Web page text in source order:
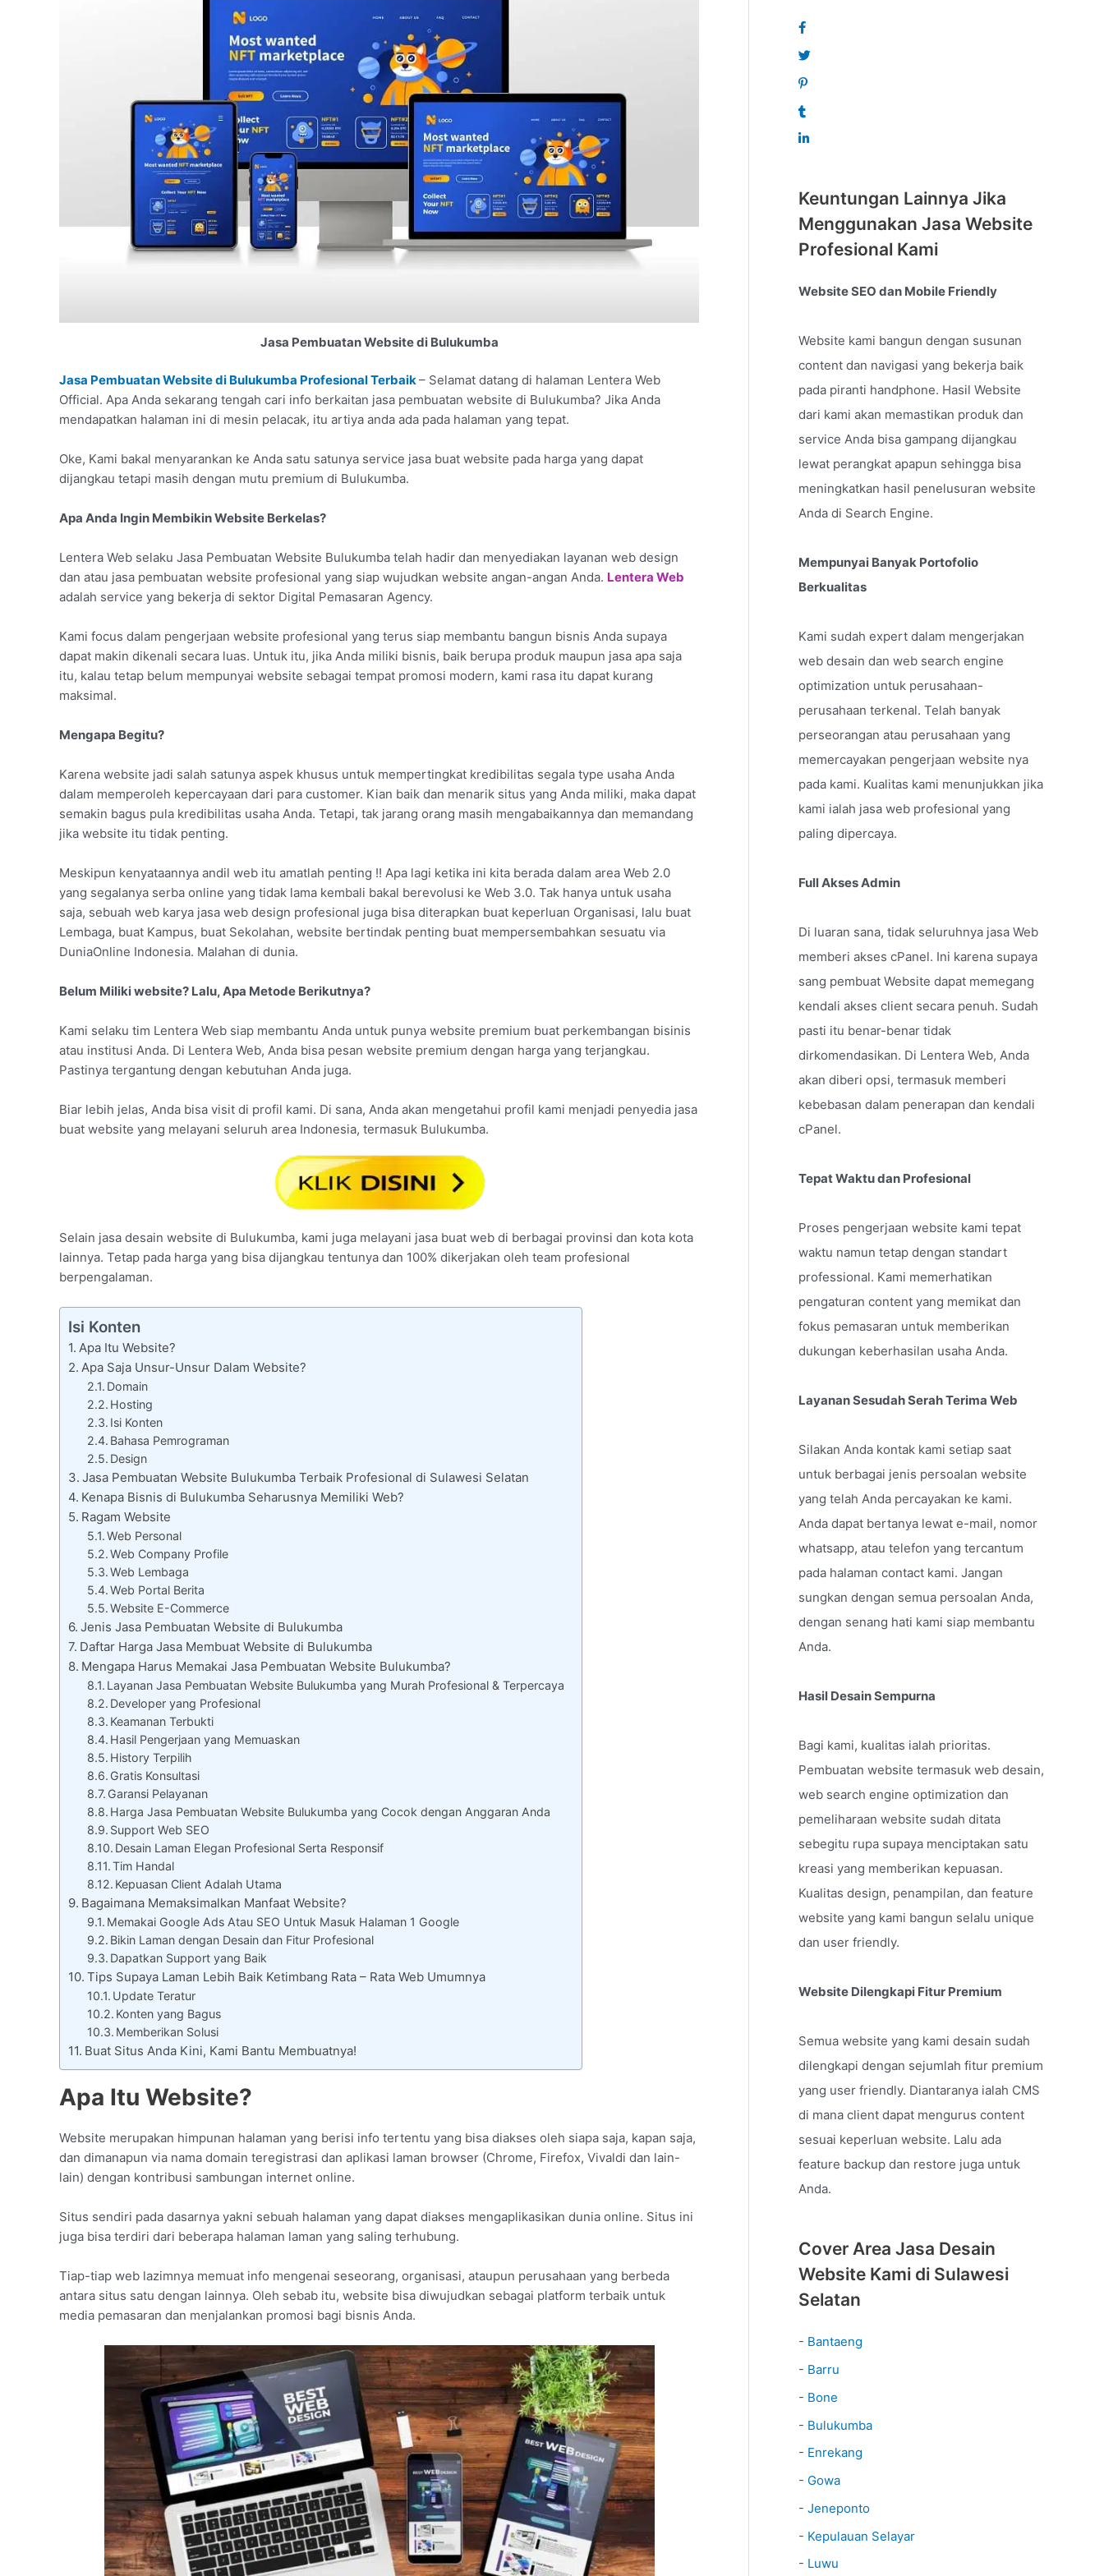
Jasa Pembuatan Website di Bulukumba
Jasa Pembuatan Website di Bulukumba Profesional Terbaik– Selamat datang di halaman Lentera Web
Official. Apa Anda sekarang tengah cari info berkaitan jasa pembuatan website di Bulukumba? Jika Anda
mendapatkan halaman ini di mesin pelacak, itu artiya anda ada pada halaman yang tepat.
Oke, Kami bakal menyarankan ke Anda satu satunya service jasa buat website pada harga yang dapat
dijangkau tetapi masih dengan mutu premium di Bulukumba.
Apa Anda Ingin Membikin Website Berkelas?
Lentera Web selaku Jasa Pembuatan Website Bulukumba telah hadir dan menyediakan layanan web design
dan atau jasa pembuatan website profesional yang siap wujudkan website angan-angan Anda. Lentera Web
adalah service yang bekerja di sektor Digital Pemasaran Agency.
Kami focus dalam pengerjaan website profesional yang terus siap membantu bangun bisnis Anda supaya
dapat makin dikenali secara luas. Untuk itu, jika Anda miliki bisnis, baik berupa produk maupun jasa apa saja
itu, kalau tetap belum mempunyai website sebagai tempat promosi modern, kami rasa itu dapat kurang
maksimal.
Mengapa Begitu?
Karena website jadi salah satunya aspek khusus untuk mempertingkat kredibilitas segala type usaha Anda
dalam memperoleh kepercayaan dari para customer. Kian baik dan menarik situs yang Anda miliki, maka dapat
semakin bagus pula kredibilitas usaha Anda. Tetapi, tak jarang orang masih mengabaikannya dan memandang
jika website itu tidak penting.
Meskipun kenyataannya andil web itu amatlah penting !! Apa lagi ketika ini kita berada dalam area Web 2.0
yang segalanya serba online yang tidak lama kembali bakal berevolusi ke Web 3.0. Tak hanya untuk usaha
saja, sebuah web karya jasa web design profesional juga bisa diterapkan buat keperluan Organisasi, lalu buat
Lembaga, buat Kampus, buat Sekolahan, website bertindak penting buat mempersembahkan sesuatu via
DuniaOnline Indonesia. Malahan di dunia.
Belum Miliki website? Lalu, Apa Metode Berikutnya?
Kami selaku tim Lentera Web siap membantu Anda untuk punya website premium buat perkembangan bisinis
atau institusi Anda. Di Lentera Web, Anda bisa pesan website premium dengan harga yang terjangkau.
Pastinya tergantung dengan kebutuhan Anda juga.
Biar lebih jelas, Anda bisa visit di profil kami. Di sana, Anda akan mengetahui profil kami menjadi penyedia jasa
buat website yang melayani seluruh area Indonesia, termasuk Bulukumba.
Selain jasa desain website di Bulukumba, kami juga melayani jasa buat web di berbagai provinsi dan kota kota
lainnya. Tetap pada harga yang bisa dijangkau tentunya dan 100% dikerjakan oleh team profesional
berpengalaman.
Isi Konten
Apa Itu Website?
Apa Saja Unsur-Unsur Dalam Website?
Domain
Hosting
Isi Konten
Bahasa Pemrograman
Design
Jasa Pembuatan Website Bulukumba Terbaik Profesional di Sulawesi Selatan
Kenapa Bisnis di Bulukumba Seharusnya Memiliki Web?
Ragam Website
Web Personal
Web Company Profile
Web Lembaga
Web Portal Berita
Website E-Commerce
Jenis Jasa Pembuatan Website di Bulukumba
Daftar Harga Jasa Membuat Website di Bulukumba
Mengapa Harus Memakai Jasa Pembuatan Website Bulukumba?
Layanan Jasa Pembuatan Website Bulukumba yang Murah Profesional & Terpercaya
Developer yang Profesional
Keamanan Terbukti
Hasil Pengerjaan yang Memuaskan
History Terpilih
Gratis Konsultasi
Garansi Pelayanan
Harga Jasa Pembuatan Website Bulukumba yang Cocok dengan Anggaran Anda
Support Web SEO
Desain Laman Elegan Profesional Serta Responsif
Tim Handal
Kepuasan Client Adalah Utama
Bagaimana Memaksimalkan Manfaat Website?
Memakai Google Ads Atau SEO Untuk Masuk Halaman 1 Google
Bikin Laman dengan Desain dan Fitur Profesional
Dapatkan Support yang Baik
Tips Supaya Laman Lebih Baik Ketimbang Rata – Rata Web Umumnya
Update Teratur
Konten yang Bagus
Memberikan Solusi
Buat Situs Anda Kini, Kami Bantu Membuatnya!
Apa Itu Website?
Website merupakan himpunan halaman yang berisi info tertentu yang bisa diakses oleh siapa saja, kapan saja,
dan dimanapun via nama domain teregistrasi dan aplikasi laman browser (Chrome, Firefox, Vivaldi dan lain-
lain) dengan kontribusi sambungan internet online.
Situs sendiri pada dasarnya yakni sebuah halaman yang dapat diakses mengaplikasikan dunia online. Situs ini
juga bisa terdiri dari beberapa halaman laman yang saling terhubung.
Tiap-tiap web lazimnya memuat info mengenai seseorang, organisasi, ataupun perusahaan yang berbeda
antara situs satu dengan lainnya. Oleh sebab itu, website bisa diwujudkan sebagai platform terbaik untuk
media pemasaran dan menjalankan promosi bagi bisnis Anda.
Keuntungan Lainnya Jika
Menggunakan Jasa Website
Profesional Kami
Website SEO dan Mobile Friendly
Website kami bangun dengan susunan
content dan navigasi yang bekerja baik
pada piranti handphone. Hasil Website
dari kami akan memastikan produk dan
service Anda bisa gampang dijangkau
lewat perangkat apapun sehingga bisa
meningkatkan hasil penelusuran website
Anda di Search Engine.
Mempunyai Banyak Portofolio
Berkualitas
Kami sudah expert dalam mengerjakan
web desain dan web search engine
optimization untuk perusahaan-
perusahaan terkenal. Telah banyak
perseorangan atau perusahaan yang
memercayakan pengerjaan website nya
pada kami. Kualitas kami menunjukkan jika
kami ialah jasa web profesional yang
paling dipercaya.
Full Akses Admin
Di luaran sana, tidak seluruhnya jasa Web
memberi akses cPanel. Ini karena supaya
sang pembuat Website dapat memegang
kendali akses client secara penuh. Sudah
pasti itu benar-benar tidak
dirkomendasikan. Di Lentera Web, Anda
akan diberi opsi, termasuk memberi
kebebasan dalam penerapan dan kendali
cPanel.
Tepat Waktu dan Profesional
Proses pengerjaan website kami tepat
waktu namun tetap dengan standart
professional. Kami memerhatikan
pengaturan content yang memikat dan
fokus pemasaran untuk memberikan
dukungan keberhasilan usaha Anda.
Layanan Sesudah Serah Terima Web
Silakan Anda kontak kami setiap saat
untuk berbagai jenis persoalan website
yang telah Anda percayakan ke kami.
Anda dapat bertanya lewat e-mail, nomor
whatsapp, atau telefon yang tercantum
pada halaman contact kami. Jangan
sungkan dengan semua persoalan Anda,
dengan senang hati kami siap membantu
Anda.
Hasil Desain Sempurna
Bagi kami, kualitas ialah prioritas.
Pembuatan website termasuk web desain,
web search engine optimization dan
pemeliharaan website sudah ditata
sebegitu rupa supaya menciptakan satu
kreasi yang memberikan kepuasan.
Kualitas design, penampilan, dan feature
website yang kami bangun selalu unique
dan user friendly.
Website Dilengkapi Fitur Premium
Semua website yang kami desain sudah
dilengkapi dengan sejumlah fitur premium
yang user friendly. Diantaranya ialah CMS
di mana client dapat mengurus content
sesuai keperluan website. Lalu ada
feature backup dan restore juga untuk
Anda.
Cover Area Jasa Desain
Website Kami di Sulawesi
Selatan
- Bantaeng
- Barru
- Bone
- Bulukumba
- Enrekang
- Gowa
- Jeneponto
- Kepulauan Selayar
- Luwu